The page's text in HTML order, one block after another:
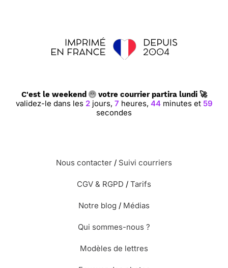
C'est le weekend votre courrier partira lundi 🚀
validez-le dans les 2jours, 7 heures, 44minutes et 58
secondes
Nous contacter / Suivi courriers
CGV & RGPD / Tarifs
Notre blog / Médias
Qui sommes-nous ?
Modèles de lettres